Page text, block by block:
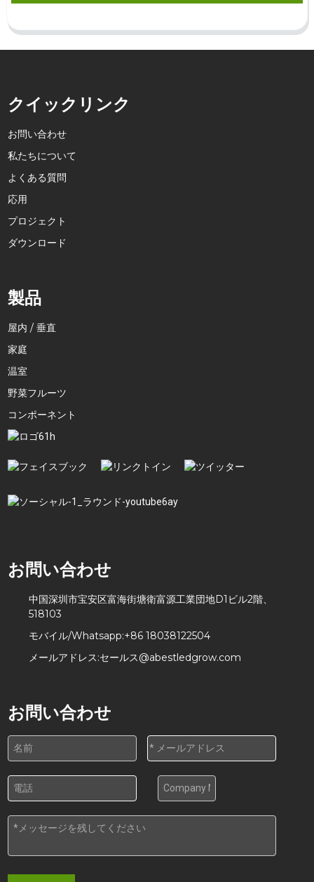
クイックリンク
お問い合わせ
私たちについて
よくある質問
応用
プロジェクト
ダウンロード
製品
屋内 / 垂直
家庭
温室
野菜フルーツ
コンポーネント
お問い合わせ
中国深圳市宝安区富海街塘衛富源工業団地D1ビル2階、
518103
モバイル/Whatsapp:+86 18038122504
メールアドレス:セールス@abestledgrow.com
お問い合わせ